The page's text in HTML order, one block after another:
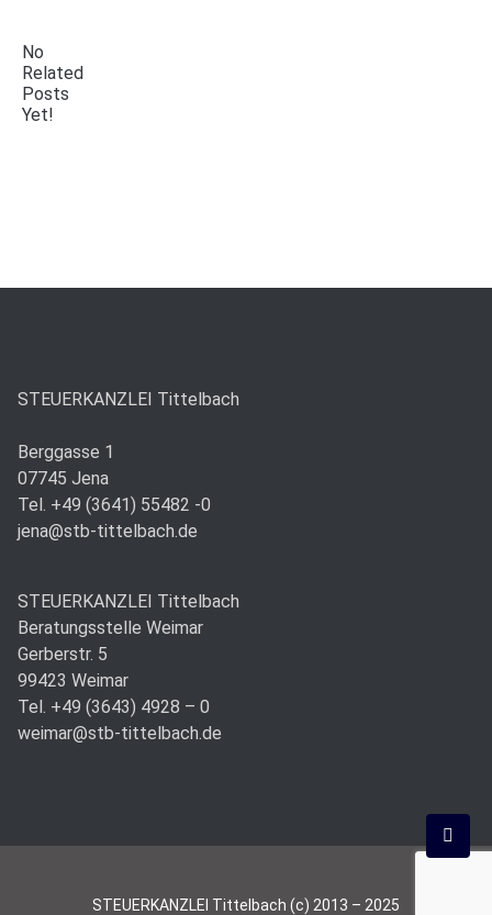
No
Related
Posts
Yet!
STEUERKANZLEI Tittelbach
Berggasse 1
07745 Jena
Tel. +49 (3641) 55482 -0
jena@stb-tittelbach.de
STEUERKANZLEI Tittelbach
Beratungsstelle Weimar
Gerberstr. 5
99423 Weimar
Tel. +49 (3643) 4928 – 0
weimar@stb-tittelbach.de
STEUERKANZLEI Tittelbach (c) 2013 – 2025